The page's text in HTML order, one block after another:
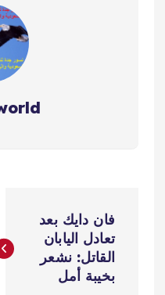
ص
فان دايك بعد
تعادل اليابان
القاتل: نشعر
بخيبة أمل